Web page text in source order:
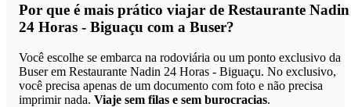
Por que é mais prático viajar de Restaurante Nadin
24 Horas - Biguaçu com a Buser?
Você escolhe se embarca na rodoviária ou um ponto exclusivo da
Buser em Restaurante Nadin 24 Horas - Biguaçu. No exclusivo,
você precisa apenas de um documento com foto e não precisa
imprimir nada. Viaje sem filas e sem burocracias.